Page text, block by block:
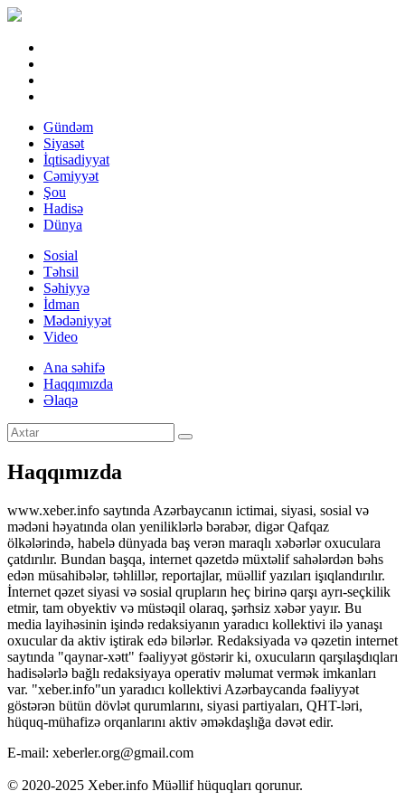
Gündəm
Siyasət
İqtisadiyyat
Cəmiyyət
Şou
Hadisə
Dünya
Sosial
Təhsil
Səhiyyə
İdman
Mədəniyyət
Video
Ana səhifə
Haqqımızda
Əlaqə
Haqqımızda
www.xeber.info saytında Azərbaycanın ictimai, siyasi, sosial və
mədəni həyatında olan yeniliklərlə bərabər, digər Qafqaz
ölkələrində, habelə dünyada baş verən maraqlı xəbərlər oxuculara
çatdırılır. Bundan başqa, internet qəzetdə müxtəlif sahələrdən bəhs
edən müsahibələr, təhlillər, reportajlar, müəllif yazıları işıqlandırılır.
İnternet qəzet siyasi və sosial qrupların heç birinə qarşı ayrı-seçkilik
etmir, tam obyektiv və müstəqil olaraq, şərhsiz xəbər yayır. Bu
media layihəsinin işində redaksiyanın yaradıcı kollektivi ilə yanaşı
oxucular da aktiv iştirak edə bilərlər. Redaksiyada və qəzetin internet
saytında "qaynar-xətt" fəaliyyət göstərir ki, oxucuların qarşılaşdıqları
hadisələrlə bağlı redaksiyaya operativ məlumat vermək imkanları
var. "xeber.info"un yaradıcı kollektivi Azərbaycanda fəaliyyət
göstərən bütün dövlət qurumlarını, siyasi partiyaları, QHT-ləri,
hüquq-mühafizə orqanlarını aktiv əməkdaşlığa dəvət edir.
E-mail: xeberler.org@gmail.com
© 2020-2025 Xeber.info Müəllif hüquqları qorunur.